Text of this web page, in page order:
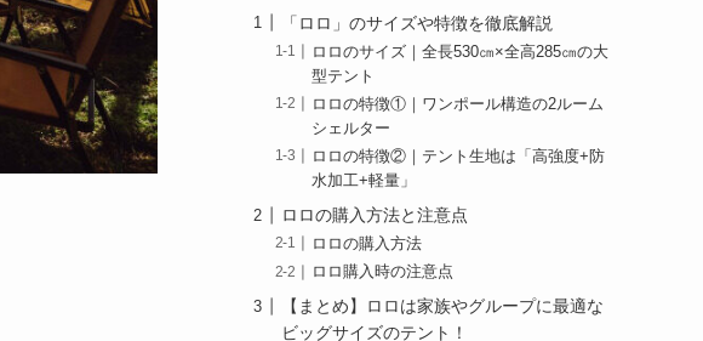
「ロロ」のサイズや特徴を徹底解説
ロロのサイズ｜全長530㎝×全高285㎝の大
型テント
ロロの特徴①｜ワンポール構造の2ルーム
シェルター
ロロの特徴②｜テント生地は「高強度+防
水加工+軽量」
ロロの購入方法と注意点
ロロの購入方法
ロロ購入時の注意点
【まとめ】ロロは家族やグループに最適な
ビッグサイズのテント！